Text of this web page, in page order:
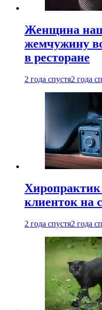
Женщина
жемчужину
в ресторане
2 года спустя2 года
клиенток на
2 года спустя2 года